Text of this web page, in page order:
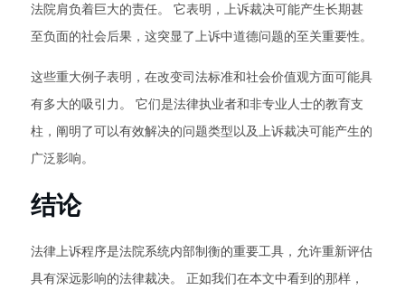
法院肩负着巨大的责任。 它表明，上诉裁决可能产生长期甚
至负面的社会后果，这突显了上诉中道德问题的至关重要性。
这些重大例子表明，在改变司法标准和社会价值观方面可能具
有多大的吸引力。 它们是法律执业者和非专业人士的教育支
柱，阐明了可以有效解决的问题类型以及上诉裁决可能产生的
广泛影响。
结论
法律上诉程序是法院系统内部制衡的重要工具，允许重新评估
具有深远影响的法律裁决。 正如我们在本文中看到的那样，